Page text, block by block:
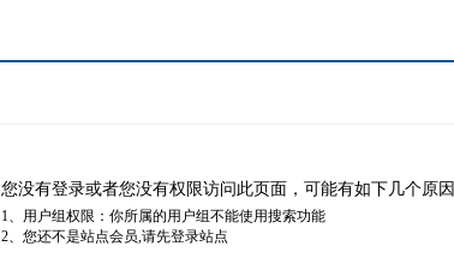
您没有登录或者您没有权限访问此页面，可能有如下几个原因
1、用户组权限：你所属的用户组不能使用搜索功能
2、您还不是站点会员,请先登录站点